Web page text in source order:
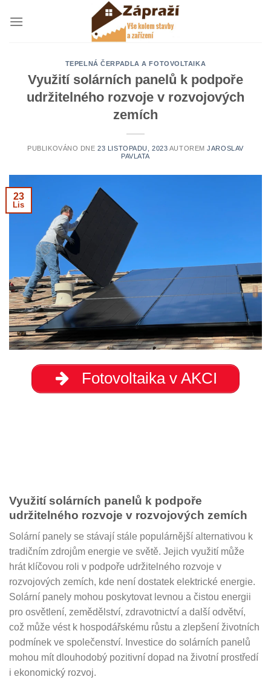
TEPELNÁ ČERPADLA A FOTOVOLTAIKA
Využití solárních panelů k podpoře
udržitelného rozvoje v rozvojových
zemích
PUBLIKOVÁNO DNE23 LISTOPADU, 2023 AUTOREMJAROSLAV
PAVLATA
23
Lis
Fotovoltaika v AKCI
Využití solárních panelů k podpoře
udržitelného rozvoje v rozvojových zemích
Solární panely se stávají stále populárnější alternativou k
tradičním zdrojům energie ve světě. Jejich využití může
hrát klíčovou roli v podpoře udržitelného rozvoje v
rozvojových zemích, kde není dostatek elektrické energie.
Solární panely mohou poskytovat levnou a čistou energii
pro osvětlení, zemědělství, zdravotnictví a další odvětví,
což může vést k hospodářskému růstu a zlepšení životních
podmínek ve společenství. Investice do solárních panelů
mohou mít dlouhodobý pozitivní dopad na životní prostředí
i ekonomický rozvoj.